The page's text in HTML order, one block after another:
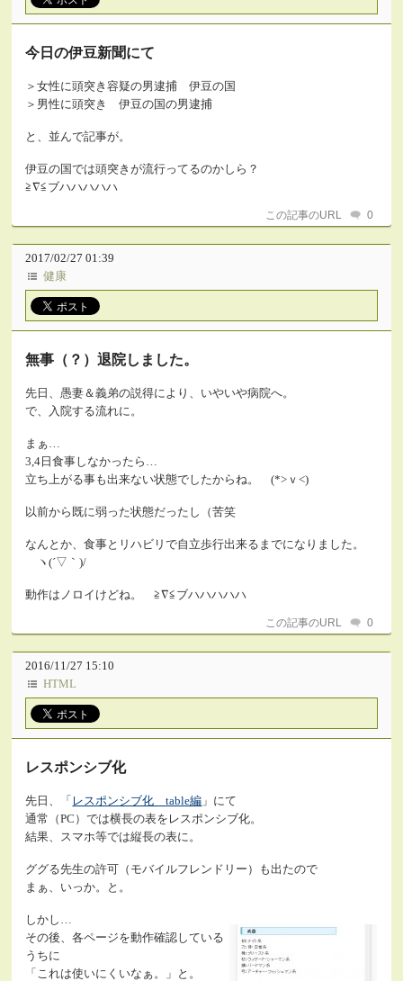
今日の伊豆新聞にて
＞女性に頭突き容疑の男逮捕 伊豆の国
＞男性に頭突き 伊豆の国の男逮捕
と、並んで記事が。
伊豆の国では頭突きが流行ってるのかしら？
≧∇≦ブハハハハハ
この記事のURL 0
2017/02/27 01:39
健康
無事（？）退院しました。
先日、愚妻＆義弟の説得により、いやいや病院へ。
で、入院する流れに。
まぁ…
3,4日食事しなかったら…
立ち上がる事も出来ない状態でしたからね。 (*>ｖ<)
以前から既に弱った状態だったし（苦笑
なんとか、食事とリハビリで自立歩行出来るまでになりました。
ヽ(´▽｀)/
動作はノロイけどね。 ≧∇≦ブハハハハハ
この記事のURL 0
2016/11/27 15:10
HTML
レスポンシブ化
先日、「 レスポンシブ化 table編 」にて
通常（PC）では横長の表をレスポンシブ化。
結果、スマホ等では縦長の表に。
ググる先生の許可（モバイルフレンドリー）も出たので
まぁ、いっか。と。
しかし…
その後、各ページを動作確認している
うちに
「これは使いにくいなぁ。」と。